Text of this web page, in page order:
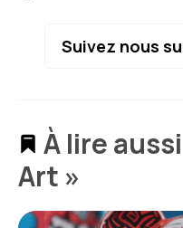
Suivez nous
À lire
Art »